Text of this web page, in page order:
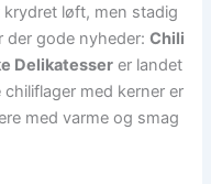
løft, men stadig
der gode nyheder:Chili
Delikatesser er landet
med kerner er
med varme og smag